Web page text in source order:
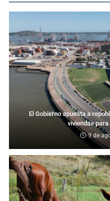
El Gobierno apuesta a
viviendas
9 de